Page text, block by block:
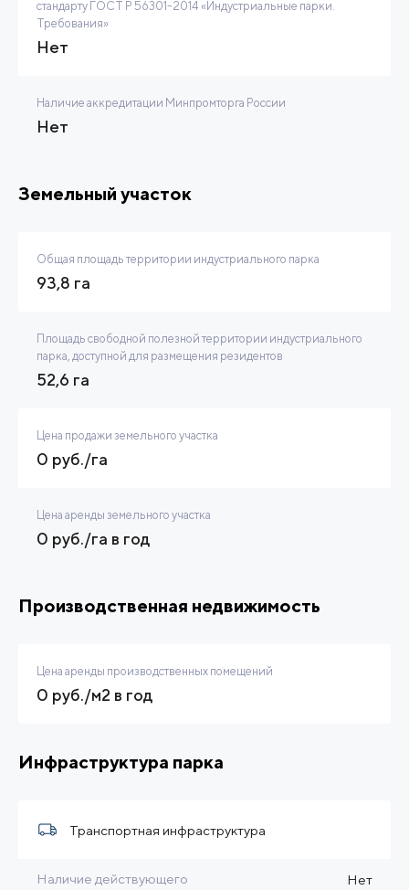
стандарту ГОСТ Р 56301-2014 «Индустриальные парки.
Требования»
Нет
Наличие аккредитации Минпромторга России
Нет
Земельный участок
Общая площадь территории индустриального парка
93,8 га
Площадь свободной полезной территории индустриального
парка, доступной для размещения резидентов
52,6 га
Цена продажи земельного участка
0 руб./га
Цена аренды земельного участка
0 руб./га в год
Производственная недвижимость
Цена аренды производственных помещений
0 руб./м2 в год
Инфраструктура парка
Транспортная инфраструктура
Наличие действующего
Нет